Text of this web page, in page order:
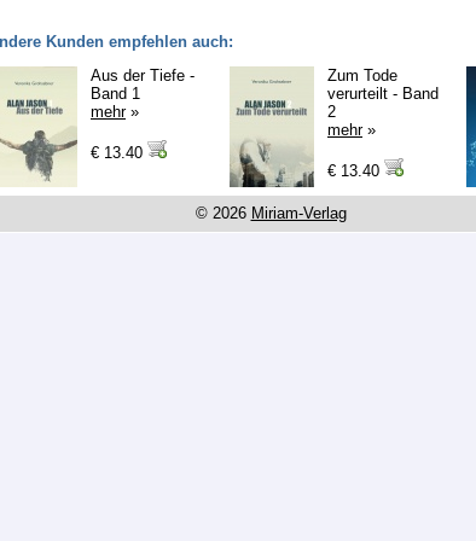
Kunden empfehlen auch:
Aus der Tiefe -
Band 1
mehr»
€ 13.40
Zum Tode
verurteilt - Band
2
mehr»
€ 13.40
© 2026 Miriam-Verlag